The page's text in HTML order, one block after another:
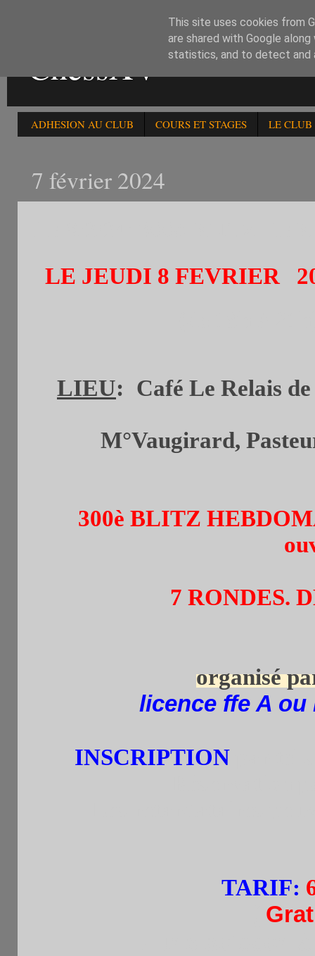
ChessXV
ADHESION AU CLUB COURS ET STAGES LE CLUB
7 février 2024
LE JEUDI 8 FEVRIER
LIEU: Café Le Relais
M°Vaugirard,
300è BLITZ
7 RONDES.
organisé
licence ffe A
INSCRIPTION
TARIF:
This site uses cookies from
are shared with Google
statistics, and to detect and